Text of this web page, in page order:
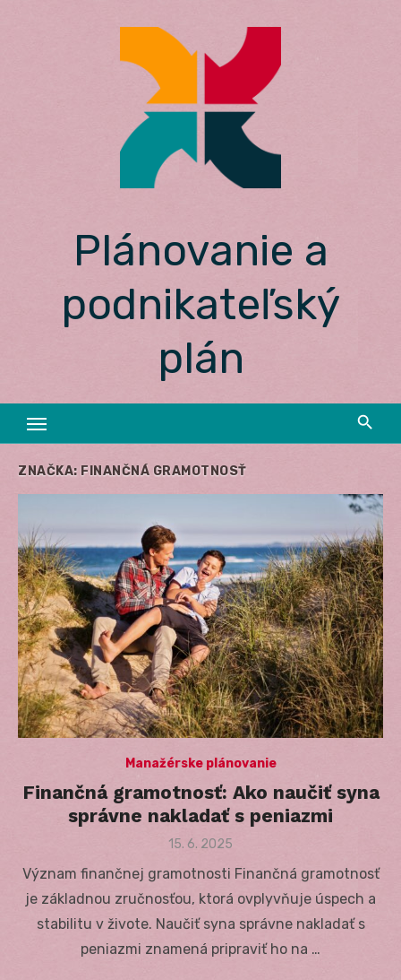
Plánovanie a
podnikateľský
plán
ZNAČKA: FINANČNÁ GRAMOTNOSŤ
Manažérske plánovanie
Finančná gramotnosť: Ako naučiť syna
správne nakladať s peniazmi
Posted
15. 6. 2025
Význam finančnej gramotnosti Finančná gramotnosť
je základnou zručnosťou, ktorá ovplyvňuje úspech a
stabilitu v živote. Naučiť syna správne nakladať s
peniazmi znamená pripraviť ho na …